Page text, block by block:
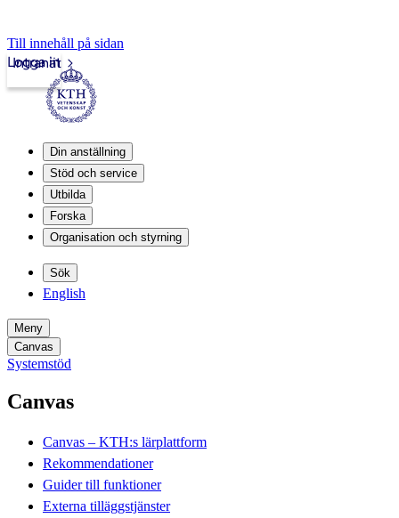
Till innehåll på sidan
Intranät
Logga in
Din anställning
Stöd och service
Utbilda
Forska
Organisation och styrning
Sök
English
Meny
Canvas
Systemstöd
Canvas
Canvas – KTH:s lärplattform
Rekommendationer
Guider till funktioner
Externa tilläggstjänster